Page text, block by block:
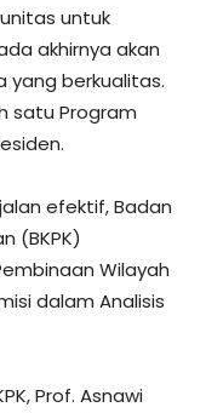
untuk
akhirnya akan
yang berkualitas.
satu Program
efektif, Badan
(BKPK)
Wilayah
dalam Analisis
Prof. Asnawi